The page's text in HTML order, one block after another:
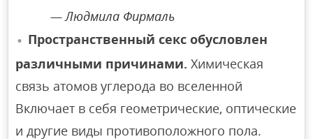
Людмила Фирмаль
Пространственный секс обусловлен
различными причинами.Химическая
связь атомов углерода во вселенной
Включает в себя геометрические, оптические
и другие виды противоположного пола.